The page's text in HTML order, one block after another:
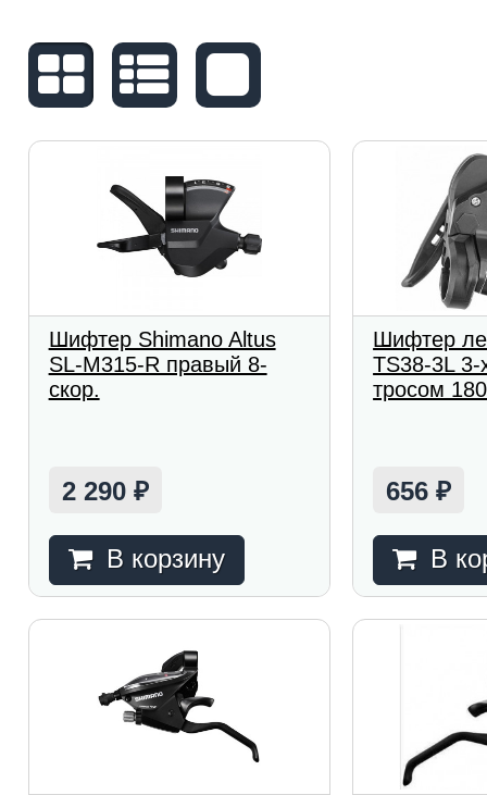
Шифтер Shimano Altus
SL-M315-R правый 8-
скор.
2 290 ₽
В корзину
Шифтер
TS38-3L 3-
тросом
656₽
В